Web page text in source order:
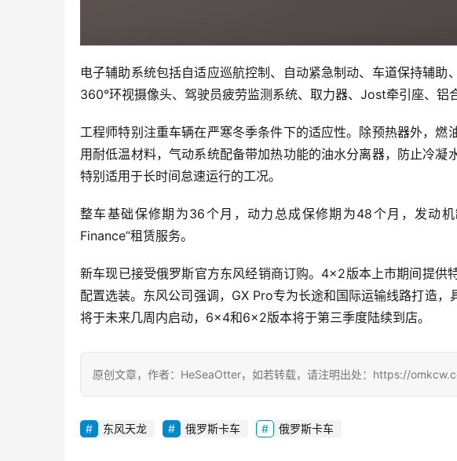
电子辅助系统包括自适应巡航控制、自动紧急制动、车道保持辅
360°环视摄像头、驾驶员疲劳监测系统、取力器、Jost牵引座、铝
工程师特别注重车辆在严寒冬季条件下的适应性。除预热器外，
用耐低温材料，气动系统配备带加热功能的油水分离器，防止冷凝
特别适用于长时间怠速运行的工况。
整车基础保修期为36个月，动力总成保修期为48个月，发动
Finance”租赁服务。
新车现已接受俄罗斯官方东风经销商订购。4×2版本上市期间提供
配置选装。东风公司强调，GX Pro专为长途和国际运输线路打造
将于未来几周内启动，6×4和6×2版本将于第三季度陆续到店。
原创文章，作者：HeSeaOtter，如若转载，请注明出处：https://
东风天龙 俄罗斯卡车 俄罗斯卡车